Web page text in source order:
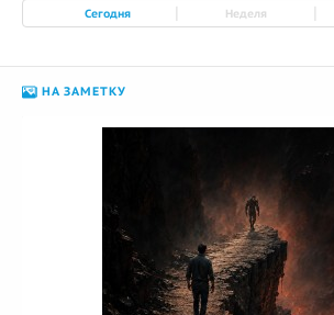
Сегодня Неделя
НА ЗАМЕТКУ